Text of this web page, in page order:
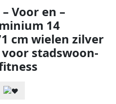
Voor en –
14
cm wielen zilver
stadswoon-